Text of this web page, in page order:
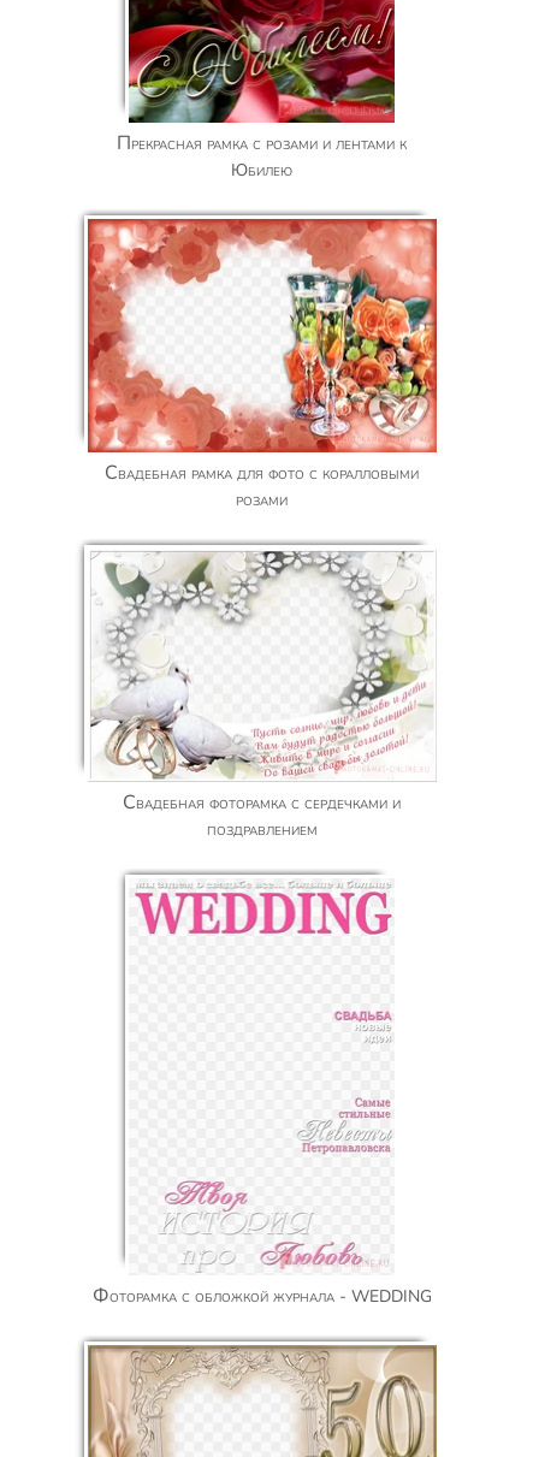
Прекрасная рамка с розами и лентами к
Юбилею
Свадебная рамка для фото с коралловыми
розами
Свадебная фоторамка с сердечками и
поздравлением
Фоторамка с обложкой журнала - WEDDING